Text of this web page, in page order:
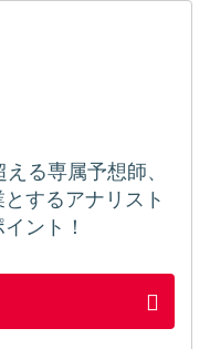
る専属予想師、
するアナリスト
ント！